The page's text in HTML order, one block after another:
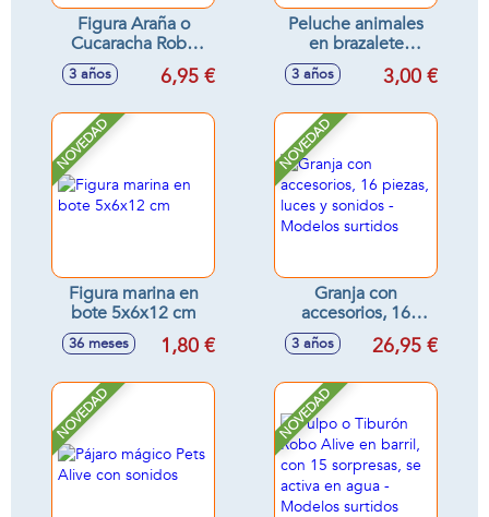
Figura Araña o
Cucaracha Robo
Alive - Modelos
surtidos
3 años 6,95 €
Peluche animales
en brazalete
11x7x10 cm
3 años 3,00 €
NOVEDAD
Figura marina en
bote 5x6x12 cm
36 meses 1,80 €
NOVEDAD
Granja con
accesorios, 16
piezas, luces y
sonidos - Modelos
3 años 26,95 €
NOVEDAD NOVEDAD